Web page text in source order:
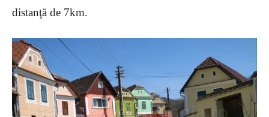
distanţă de 7km.